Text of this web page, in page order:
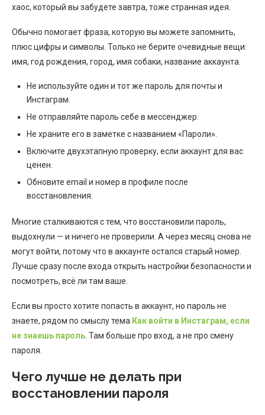
хаос, который вы забудете завтра, тоже странная идея.
Обычно помогает фраза, которую вы можете запомнить,
плюс цифры и символы. Только не берите очевидные вещи:
имя, год рождения, город, имя собаки, название аккаунта.
Не используйте один и тот же пароль для почты и
Инстаграм.
Не отправляйте пароль себе в мессенджер.
Не храните его в заметке с названием «Пароли».
Включите двухэтапную проверку, если аккаунт для вас
ценен.
Обновите email и номер в профиле после
восстановления.
Многие сталкиваются с тем, что восстановили пароль,
выдохнули — и ничего не проверили. А через месяц снова не
могут войти, потому что в аккаунте остался старый номер.
Лучше сразу после входа открыть настройки безопасности и
посмотреть, всё ли там ваше.
Если вы просто хотите попасть в аккаунт, но пароль не
знаете, рядом по смыслу тема Как войти в Инстаграм, если
не знаешь пароль. Там больше про вход, а не про смену
пароля.
Чего лучше не делать при
восстановлении пароля